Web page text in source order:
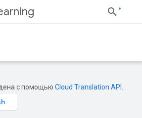
с помощью Cloud Translation API